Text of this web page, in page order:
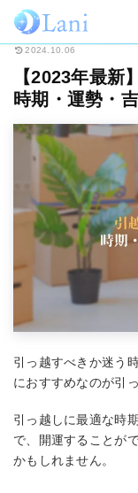
ホーム 占い 【2023
2024.10.06
【2023年最新
時期・運勢・
引っ越すべきか迷う
におすすめなのが引
引っ越しに最適な時
で、開運することが
かもしれません。